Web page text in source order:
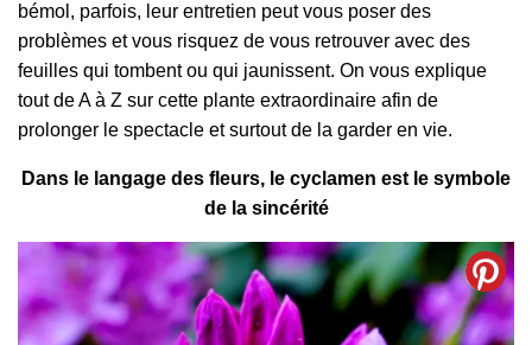
bémol, parfois, leur entretien peut vous poser des
problèmes et vous risquez de vous retrouver avec des
feuilles qui tombent ou qui jaunissent. On vous explique
tout de A à Z sur cette plante extraordinaire afin de
prolonger le spectacle et surtout de la garder en vie.
Dans le langage des fleurs, le cyclamen est le symbole
de la sincérité